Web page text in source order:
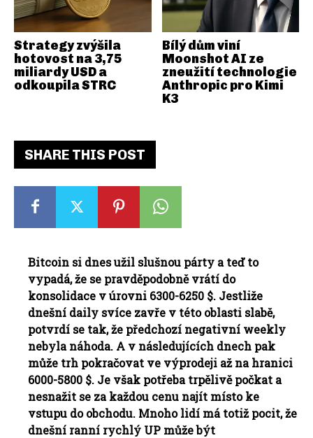
SHARE THIS POST
Bitcoin si dnes užil slušnou párty a teď to
vypadá, že se pravděpodobně vrátí do
konsolidace v úrovni 6300-6250 $. Jestliže
dnešní daily svíce zavře v této oblasti slabě,
potvrdí se tak, že předchozí negativní weekly
nebyla náhoda. A v následujících dnech pak
může trh pokračovat ve výprodeji až na hranici
6000-5800 $. Je však potřeba trpělivě počkat a
nesnažit se za každou cenu najít místo ke
vstupu do obchodu. Mnoho lidí má totiž pocit, že
dnešní ranní rychlý UP může být
Strategy zvýšila
hotovost na 3,75
miliardy USD a
odkoupila STRC
Bílý dům viní
Moonshot AI ze
zneužití technologie
Anthropic pro Kimi
K3